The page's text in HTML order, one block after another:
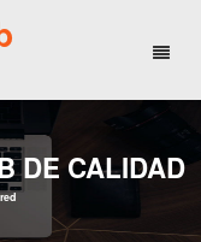
DE CALIDAD